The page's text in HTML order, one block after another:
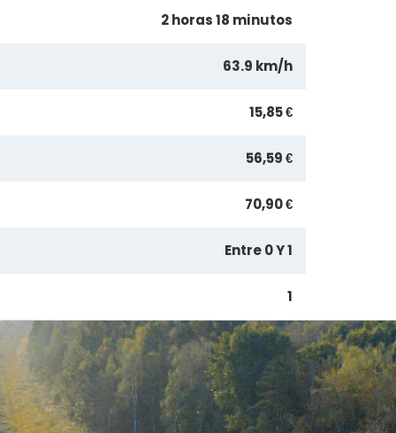
2 horas 18 minutos
63.9 km/h
15,85 €
56,59 €
70,90 €
Entre 0 Y 1
1